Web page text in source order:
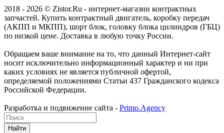
2018 - 2026 © Zistor.Ru - интернет-магазин контрактных
запчастей. Купить контрактный двигатель, коробку передач
(АКПП и МКПП), шорт блок, головку блока цилиндров (ГБЦ)
по низкой цене. Доставка в любую точку России.
Обращаем ваше внимание на то, что данный Интернет-сайт
носит исключительно информационный характер и ни при
каких условиях не является публичной офертой,
определяемой положениями Статьи 437 Гражданского кодекса
Российской Федерации.
Разработка и подвижение сайта - Primo.Agency
Найти